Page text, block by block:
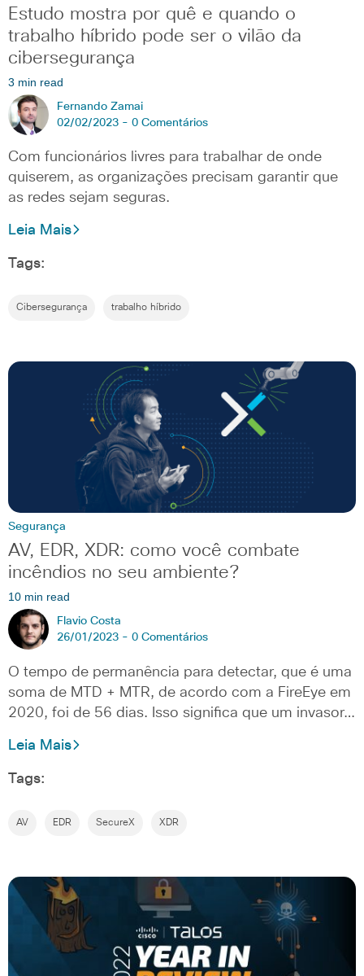
Estudo mostra por quê e quando o
trabalho híbrido pode ser o vilão da
cibersegurança
3 min read
Fernando Zamai
02/02/2023 - 0 Comentários
Com funcionários livres para trabalhar de onde
quiserem, as organizações precisam garantir que
as redes sejam seguras.
Leia Mais
Tags:
Cibersegurança trabalho híbrido
Segurança
AV, EDR, XDR: como você combate
incêndios no seu ambiente?
10 min read
Flavio Costa
26/01/2023 - 0 Comentários
O tempo de permanência para detectar, que é uma
soma de MTD + MTR, de acordo com a FireEye em
2020, foi de 56 dias. Isso significa que um invasor…
Leia Mais
Tags:
AV EDR SecureX XDR